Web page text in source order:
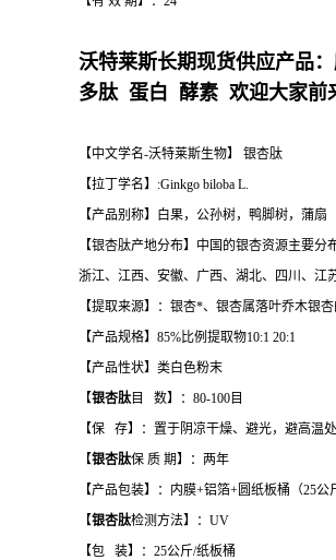
沃特莱斯长期现货供应产品
多肽 蛋白 酵素 欢迎大家前
【中文学名-沃特莱斯生物】 银杏肽
【拉丁学名】:Ginkgo biloba L.
【产品别称】白果，公孙树，鸭脚树，蒲扇
【银杏肽产地分布】中国的银杏资源主要
浙江、江西、安徽、广西、湖北、四川、江
【提取来源】：银杏*、银杏属落叶乔木银
【产品规格】85%比例提取物10:1 20:1
【产品性状】类白色粉末
【银杏肽目 数】：80-100目
【保 存】：置于阴凉干燥、避光，避高温处
【银杏肽保 质 期】：两年
【产品包装】：内膜+铝箔+圆纸板桶（25公
【银杏肽检测方法】：UV
【包 装】：25公斤/纸板桶